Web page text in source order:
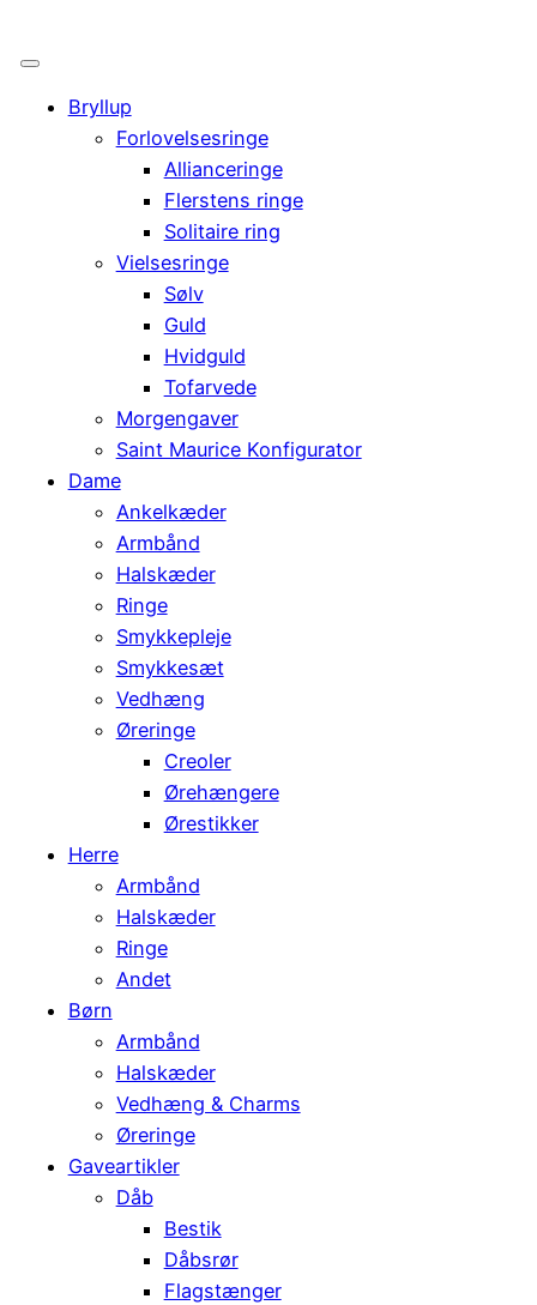
Bryllup
Forlovelsesringe
Allianceringe
Flerstens ringe
Solitaire ring
Vielsesringe
Sølv
Guld
Hvidguld
Tofarvede
Morgengaver
Saint Maurice Konfigurator
Dame
Ankelkæder
Armbånd
Halskæder
Ringe
Smykkepleje
Smykkesæt
Vedhæng
Øreringe
Creoler
Ørehængere
Ørestikker
Herre
Armbånd
Halskæder
Ringe
Andet
Børn
Armbånd
Halskæder
Vedhæng & Charms
Øreringe
Gaveartikler
Dåb
Bestik
Dåbsrør
Flagstænger